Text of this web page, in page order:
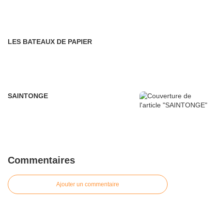
LES BATEAUX DE PAPIER
SAINTONGE
Commentaires
Ajouter un commentaire